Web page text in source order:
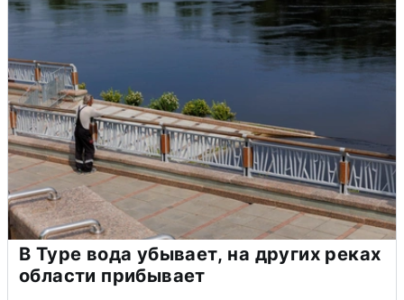
В Туре вода убывает, на других реках
области прибывает